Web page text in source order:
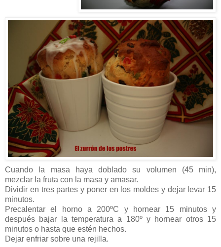
Cuando la masa haya doblado su volumen (45 min),
mezclar la fruta con la masa y amasar.
Dividir en tres partes y poner en los moldes y dejar levar 15
minutos.
Precalentar el horno a 200ºC y hornear 15 minutos y
después bajar la temperatura a 180º y hornear otros 15
minutos o hasta que estén hechos.
Dejar enfriar sobre una rejilla.